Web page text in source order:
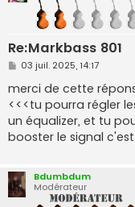
Re:Markbass 801
M
s
s
a
g
e
03 juil. 2025, 14:17
merci de cette
<<<tu pourra régler
un équalizer, et tu
booster le signal
Bdumbdum
Modérateur